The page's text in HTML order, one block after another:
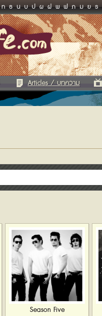
ท ธ น บ ป ผ ฝ พ ฟ ภ ม ย ร
Articles / บทความ
Season Five